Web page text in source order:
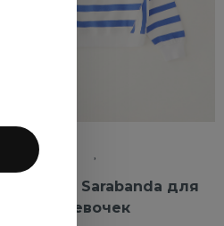
Толстовка Sarabanda для
девочек